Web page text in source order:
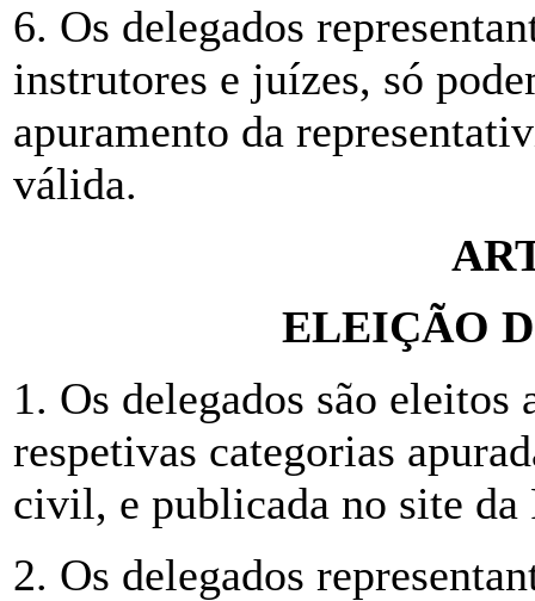
6. Os delegados
instrutores e juízes, só
apuramento da
válida.
ELEIÇÃO
1. Os delegados são eleitos
respetivas categorias
civil, e publicada no site da
2. Os delegados